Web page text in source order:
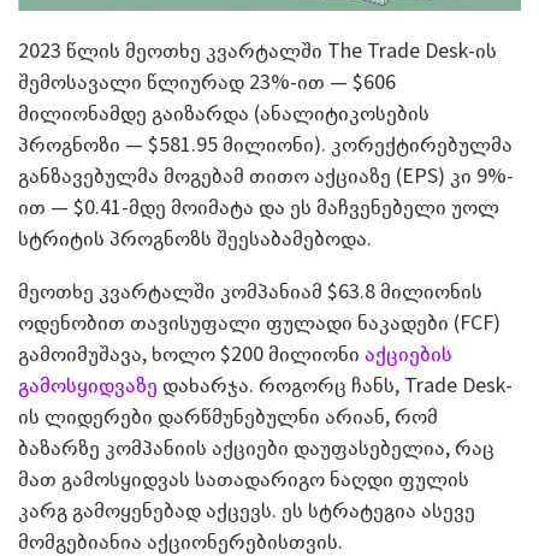
2023 წლის მეოთხე კვარტალში The Trade Desk-ის
შემოსავალი წლიურად 23%-ით — $606
მილიონამდე გაიზარდა (ანალიტიკოსების
პროგნოზი — $581.95 მილიონი). კორექტირებულმა
განზავებულმა მოგებამ თითო აქციაზე (EPS) კი 9%-
ით — $0.41-მდე მოიმატა და ეს მაჩვენებელი უოლ
სტრიტის პროგნოზს შეესაბამებოდა.
მეოთხე კვარტალში კომპანიამ $63.8 მილიონის
ოდენობით თავისუფალი ფულადი ნაკადები (FCF)
გამოიმუშავა, ხოლო $200 მილიონი აქციების
გამოსყიდვაზე დახარჯა. როგორც ჩანს, Trade Desk-
ის ლიდერები დარწმუნებულნი არიან, რომ
ბაზარზე კომპანიის აქციები დაუფასებელია, რაც
მათ გამოსყიდვას სათადარიგო ნაღდი ფულის
კარგ გამოყენებად აქცევს. ეს სტრატეგია ასევე
მომგებიანია აქციონერებისთვის.